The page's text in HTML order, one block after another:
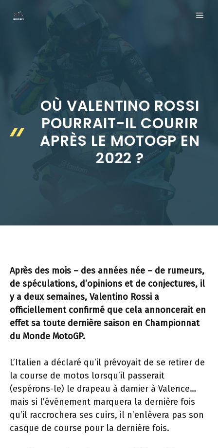
OÙ VALENTINO ROSSI
POURRAIT-IL COURIR
APRÈS LE MOTOGP EN
2022 ?
Après des mois – des années née – de rumeurs,
de spéculations, d’opinions et de conjectures, il
y a deux semaines, Valentino Rossi a
officiellement confirmé que cela annoncerait en
effet sa toute dernière saison en Championnat
du Monde MotoGP.
L’Italien a déclaré qu’il prévoyait de se retirer de
la course de motos lorsqu’il passerait
(espérons-le) le drapeau à damier à Valence…
mais si l’événement marquera la dernière fois
qu’il raccrochera ses cuirs, il n’enlèvera pas son
casque de course pour la dernière fois.